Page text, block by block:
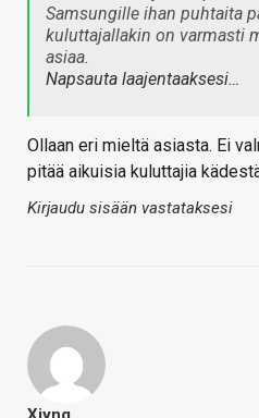
Samsungille ihan puhtaita
kuluttajallakin on varmasti
asiaa.
Napsauta laajentaaksesi…
Ollaan eri mieltä asiasta. Ei
pitää aikuisia kuluttajia
Kirjaudu sisään vastataksesi